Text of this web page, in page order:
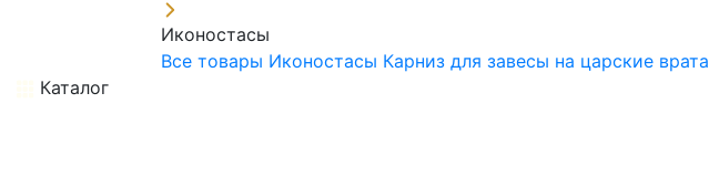
Иконостасы
Все товары Иконостасы Карниз для завесы на царские врата
Каталог